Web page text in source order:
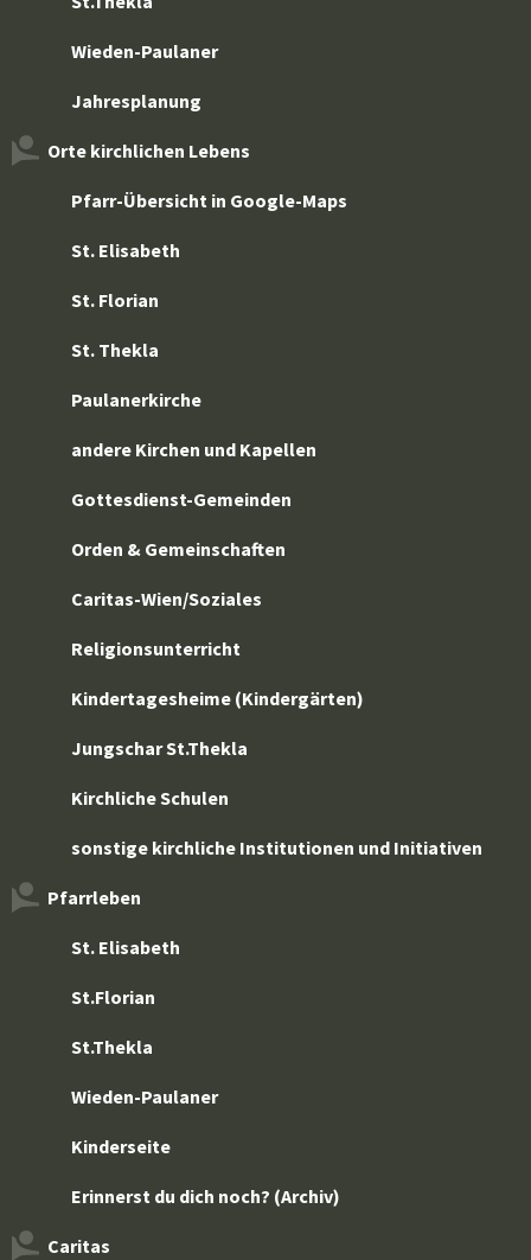
Wieden-Paulaner
Jahresplanung
Orte kirchlichen Lebens
Pfarr-Übersicht in Google-Maps
St. Elisabeth
St. Florian
St. Thekla
Paulanerkirche
andere Kirchen und Kapellen
Gottesdienst-Gemeinden
Orden & Gemeinschaften
Caritas-Wien/Soziales
Religionsunterricht
Kindertagesheime (Kindergärten)
Jungschar St.Thekla
Kirchliche Schulen
sonstige kirchliche Institutionen und Initiativen
Pfarrleben
St. Elisabeth
St.Florian
St.Thekla
Wieden-Paulaner
Kinderseite
Erinnerst du dich noch? (Archiv)
Caritas